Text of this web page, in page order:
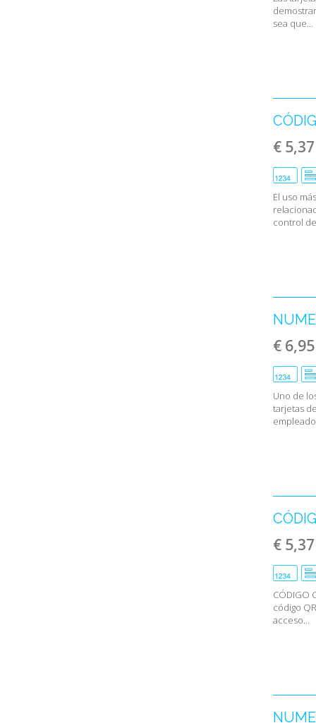
sea que...
€ 5,37
El uso
control
€ 6,95
Uno de
tarjetas
€ 5,37
CÓDIGO
código
acceso...